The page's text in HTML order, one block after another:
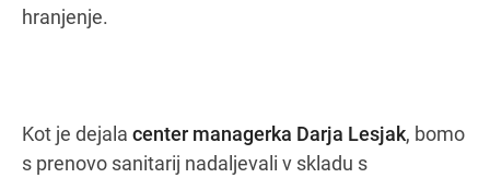
hranjenje.
Kot je dejala center managerka Darja Lesjak, bomo
s prenovo sanitarij nadaljevali v skladu s